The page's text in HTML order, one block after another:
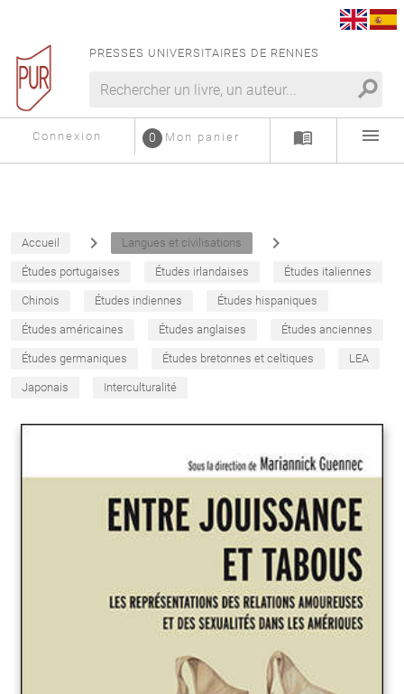
PRESSES UNIVERSITAIRES DE RENNES
search
Connexion Mon panier
0 menu_book menu
Accueil navigate_next Langues et civilisations navigate_next
Études portugaises Études irlandaises Études italiennes
Chinois Études indiennes Études hispaniques
Études américaines Études anglaises Études anciennes
Études germaniques Études bretonnes et celtiques LEA
Japonais Interculturalité